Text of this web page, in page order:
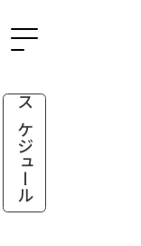
スケジュール